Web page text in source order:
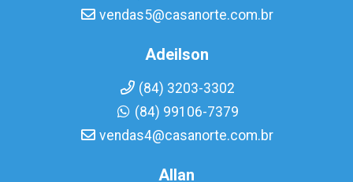
vendas5@casanorte.com.br
Adeilson
(84) 3203-3302
(84) 99106-7379
vendas4@casanorte.com.br
Allan